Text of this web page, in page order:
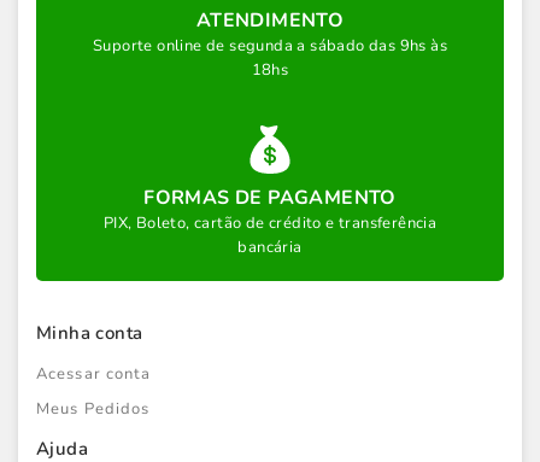
ATENDIMENTO
Suporte online de segunda a sábado das 9hs às
18hs
FORMAS DE PAGAMENTO
PIX, Boleto, cartão de crédito e transferência
bancária
Minha conta
Acessar conta
Meus Pedidos
Ajuda